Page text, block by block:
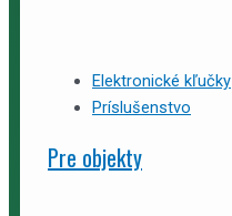
Elektronické kľučky
Príslušenstvo
Pre objekty